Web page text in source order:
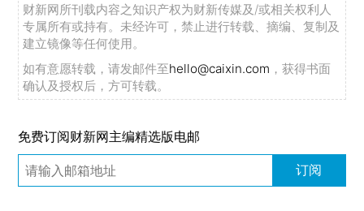
财新网所刊载内容之知识产权为财新传媒及/或相关权利人
专属所有或持有。未经许可，禁止进行转载、摘编、复制及
建立镜像等任何使用。
如有意愿转载，请发邮件至hello@caixin.com ，获得书面
确认及授权后，方可转载。
免费订阅财新网主编精选版电邮
订阅